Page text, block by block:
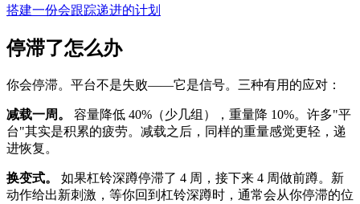
搭建一份会跟踪递进的计划
停滞了怎么办
你会停滞。平台不是失败——它是信号。三种有用的应对：
减载一周。
容量降低 40%（少几组），重量降 10%。许多"平
台"其实是积累的疲劳。减载之后，同样的重量感觉更轻，递
进恢复。
换变式。
如果杠铃深蹲停滞了 4 周，接下来 4 周做前蹲。新
动作给出新刺激，等你回到杠铃深蹲时，通常会从你停滞的位